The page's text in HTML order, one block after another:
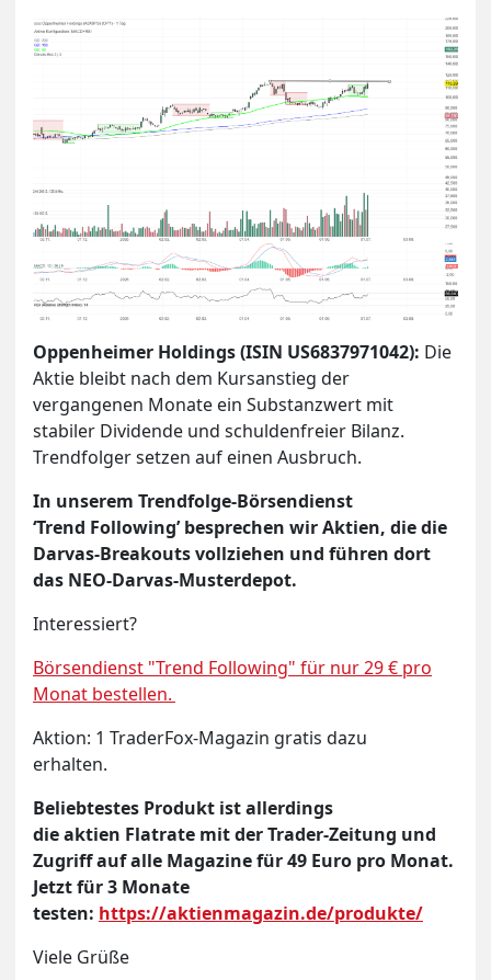
Oppenheimer Holdings (ISIN US6837971042): Die
Aktie bleibt nach dem Kursanstieg der
vergangenen Monate ein Substanzwert mit
stabiler Dividende und schuldenfreier Bilanz.
Trendfolger setzen auf einen Ausbruch.
In unserem Trendfolge-Börsendienst
‘Trend Following’ besprechen wir Aktien, die die
Darvas-Breakouts vollziehen und führen dort
das NEO-Darvas-Musterdepot.
Interessiert?
Börsendienst "Trend Following" für nur 29 € pro
Monat bestellen.
Aktion: 1 TraderFox-Magazin gratis dazu
erhalten.
Beliebtestes Produkt ist allerdings
die aktien Flatrate mit der Trader-Zeitung und
Zugriff auf alle Magazine für 49 Euro pro Monat.
Jetzt für 3 Monate
testen: https://aktienmagazin.de/produkte/
Viele Grüße